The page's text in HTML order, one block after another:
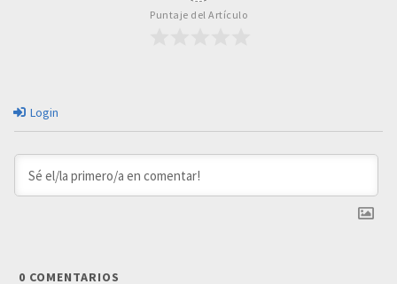
Puntaje del Artículo
Login
0 COMENTARIOS